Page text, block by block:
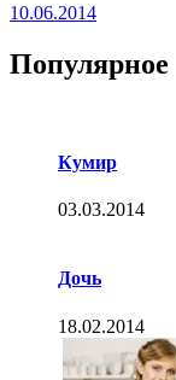
10.06.2014
Популярное
Кумир
03.03.2014
Дочь
18.02.2014